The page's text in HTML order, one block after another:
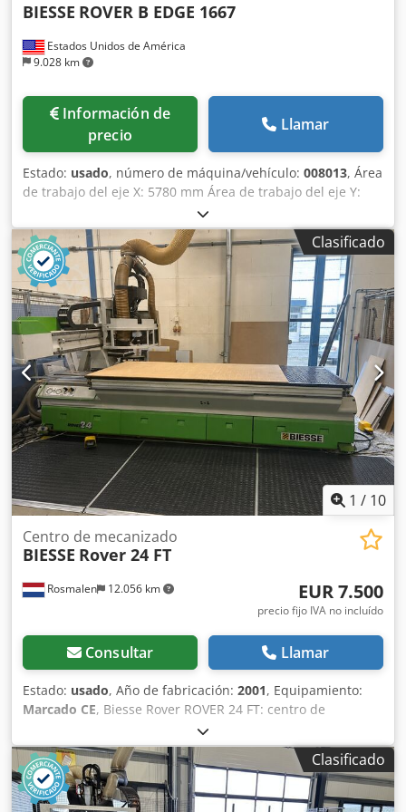
Estados Unidos de América
9.028 km
BIESSE ROVER B EDGE 1667
Información de
precio
Llamar
Estado: usado, número de máquina/vehículo: 008013, Área
de trabajo del eje X: 5780 mm Área de trabajo del eje Y:
1650 mm Plano de trabajo: Con soportes de consola de
vacío Potencia del husillo principal: 13,2 kW Número de
ejes controlados: 4 ejes Djdewuz Ekspfx Abyekr Altura
máxima del filo: 60 mm Número de husillos de taladrado:
16 Número de posiciones de herramienta: 16
Clasificado
1 / 10
Rosmalen 12.056 km
Centro de mecanizado
BIESSE Rover 24 FT
EUR 7.500
precio fijo IVA no incluído
Consultar Llamar
Estado: usado, Año de fabricación: 2001, Equipamiento:
Marcado CE, Biesse Rover ROVER 24 FT: centro de
mecanizado CNC Descripción La superficie de trabajo
consta de una mesa de rejilla compuesta por dos mesas
de fenol con unas dimensiones de 1540 x 1250 mm, que
pueden conectarse entre sí. La mesa de rejilla tiene una
rejilla de 30 mm y aberturas de vacío de 9 mm, dispuestas
Clasificado